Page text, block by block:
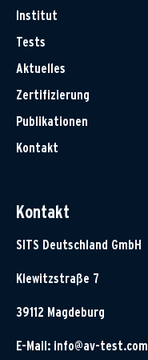
Institut
Tests
Aktuelles
Zertifizierung
Publikationen
Kontakt
Kontakt
SITS Deutschland GmbH
Klewitzstraße 7
39112 Magdeburg
E-Mail: info@av-test.com